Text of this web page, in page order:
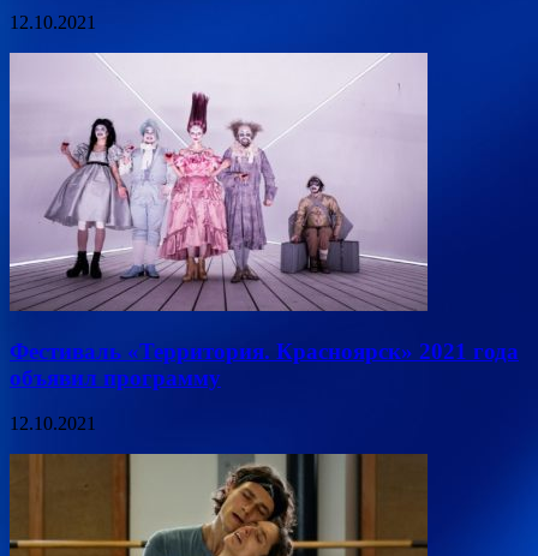
12.10.2021
Фестиваль «Территория. Красноярск» 2021 года
объявил программу
12.10.2021